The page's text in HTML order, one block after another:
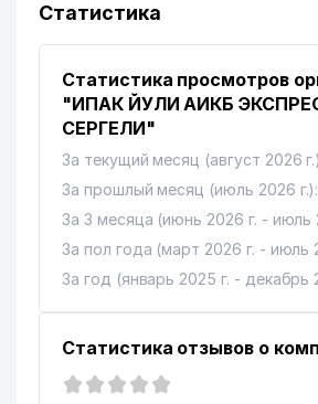
Статистика
Статистика просмотров
"ИПАК ЙУЛИ АИКБ
СЕРГЕЛИ"
За текущий месяц (август 2026
За прошлый месяц (июль 2026 г.):
За 3 месяца (июнь 2026 г. - июль
За пол года (март 2026 г. - июль
За год (январь 2025 г. - декабрь
Статистика отзывов о